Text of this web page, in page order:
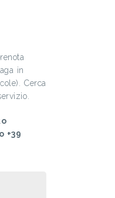
in
Cerca
+39